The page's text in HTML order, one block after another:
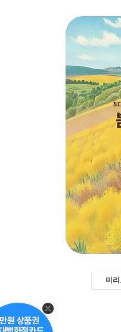
미리